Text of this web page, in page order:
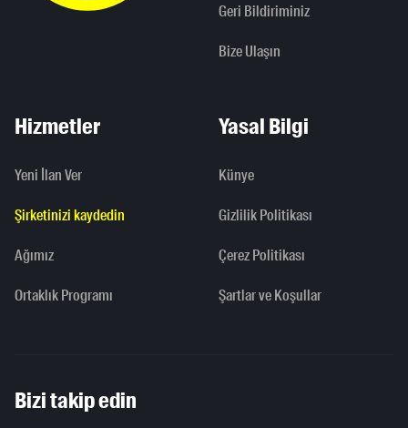
Geri Bildiriminiz
Bize Ulaşın
Hizmetler
Yeni İlan Ver
Şirketinizi kaydedin
Ağımız
Ortaklık Programı
Yasal Bilgi
Künye
Gizlilik Politikası
Çerez Politikası
Şartlar ve Koşullar
Bizi takip edin